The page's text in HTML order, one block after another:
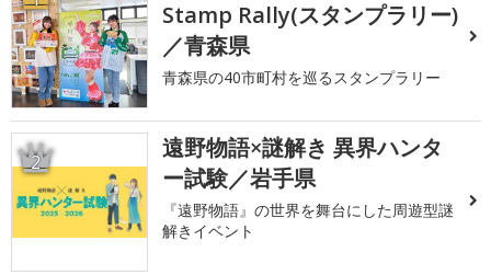
Stamp Rally(スタンプラリー)
／青森県
青森県の40市町村を巡るスタンプラリー
2
遠野物語×謎解き 異界ハンタ
ー試験／岩手県
『遠野物語』の世界を舞台にした周遊型謎
解きイベント